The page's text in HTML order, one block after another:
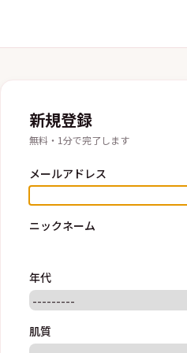
新規登録
無料・1分で完了します
メールアドレス
ニックネーム
年代
肌質